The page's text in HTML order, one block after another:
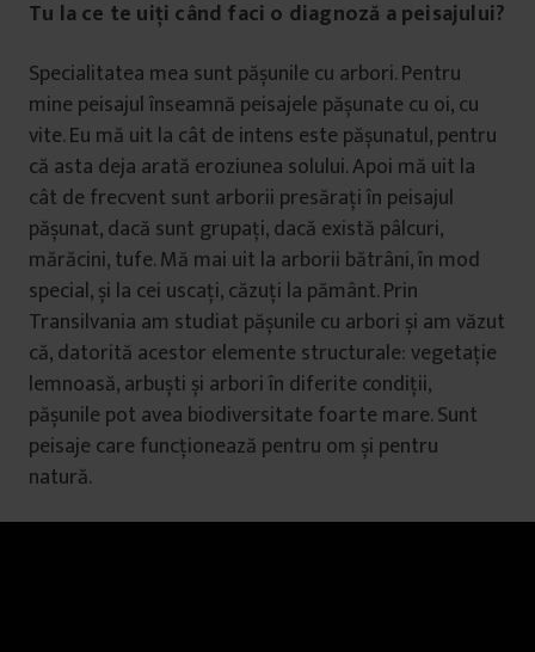
Tu la ce te uiți când faci o diagnoză a peisajului?
Specialitatea mea sunt pășunile cu arbori. Pentru
mine peisajul înseamnă peisajele pășunate cu oi, cu
vite. Eu mă uit la cât de intens este pășunatul, pentru
că asta deja arată eroziunea solului. Apoi mă uit la
cât de frecvent sunt arborii presărați în peisajul
pășunat, dacă sunt grupați, dacă există pâlcuri,
mărăcini, tufe. Mă mai uit la arborii bătrâni, în mod
special, și la cei uscați, căzuți la pământ. Prin
Transilvania am studiat pășunile cu arbori și am văzut
că, datorită acestor elemente structurale: vegetație
lemnoasă, arbuști și arbori în diferite condiții,
pășunile pot avea biodiversitate foarte mare. Sunt
peisaje care funcționează pentru om și pentru
natură.